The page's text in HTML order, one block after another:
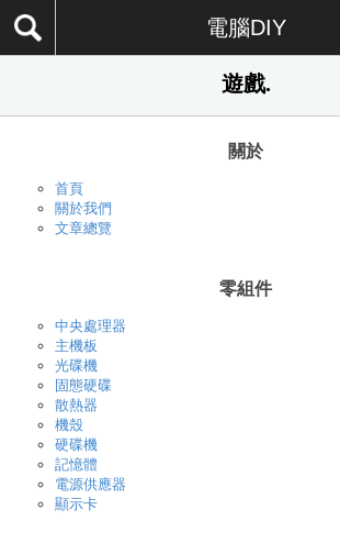
電腦DIY
遊戲.
關於
首頁
關於我們
文章總覽
零組件
中央處理器
主機板
光碟機
固態硬碟
散熱器
機殼
硬碟機
記憶體
電源供應器
顯示卡